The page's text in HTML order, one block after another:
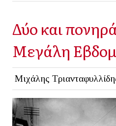
Δύο και
Μεγάλη
Μιχάλης